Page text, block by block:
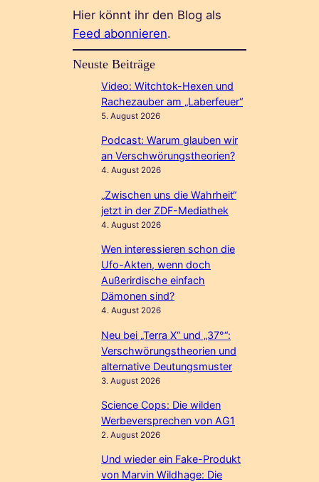
Hier könnt ihr den Blog als
Feed abonnieren.
Neuste Beiträge
Video: Witchtok-Hexen und
Rachezauber am „Laberfeuer“
5. August 2026
Podcast: Warum glauben wir
an Verschwörungstheorien?
4. August 2026
„Zwischen uns die Wahrheit“
jetzt in der ZDF-Mediathek
4. August 2026
Wen interessieren schon die
Ufo-Akten, wenn doch
Außerirdische einfach
Dämonen sind?
4. August 2026
Neu bei „Terra X“ und „37°“:
Verschwörungstheorien und
alternative Deutungsmuster
3. August 2026
Science Cops: Die wilden
Werbeversprechen von AG1
2. August 2026
Und wieder ein Fake-Produkt
von Marvin Wildhage: Die